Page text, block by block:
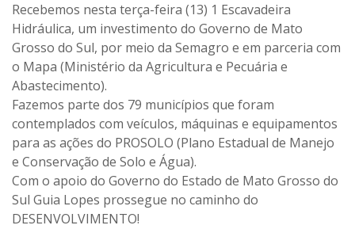
Recebemos nesta terça-feira (13) 1 Escavadeira
Hidráulica, um investimento do Governo de Mato
Grosso do Sul, por meio da Semagro e em parceria com
o Mapa (Ministério da Agricultura e Pecuária e
Abastecimento).
Fazemos parte dos 79 municípios que foram
contemplados com veículos, máquinas e equipamentos
para as ações do PROSOLO (Plano Estadual de Manejo
e Conservação de Solo e Água).
Com o apoio do Governo do Estado de Mato Grosso do
Sul Guia Lopes prossegue no caminho do
DESENVOLVIMENTO!